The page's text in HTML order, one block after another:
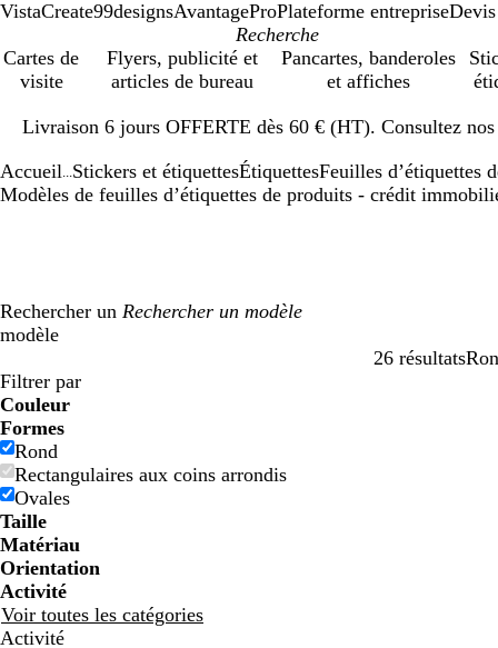
VistaCreate99designsAvantageProPlateforme entreprise
Cartes de
visite
Flyers, publicité et
articles de bureau
Pancartes, banderoles
et affiches
Livraison 6 jours OFFERTE dès 60 € (HT). Consultez
1
Accueil Stickers et étiquettesÉtiquettesFeuilles d’étiquettes
Modèles de feuilles d’étiquettes de produits - crédit
Rechercher un
modèle
26 résultats
Filtres
Filtrer par
Couleur
B
l
e
u
B
l
e
u
V
e
r
t
V
e
r
t
J
a
u
n
e
J
a
u
n
e
O
r
a
n
g
e
O
r
a
n
g
e
R
o
u
g
e
R
o
u
g
e
G
r
i
s
G
r
i
s
B
l
a
n
c
B
l
a
n
c
N
o
i
r
N
o
i
r
M
a
r
r
o
n
M
a
r
r
o
n
C
r
è
m
e
C
r
è
m
e
V
i
o
l
e
t
V
i
o
l
e
t
R
o
s
e
R
o
s
e
Formes
Rond
Rectangulaires aux coins arrondis
Ovales
Taille
Matériau
Orientation
Activité
Voir toutes les catégories
Activité